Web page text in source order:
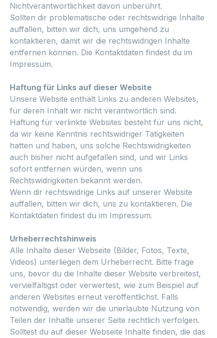
Nichtverantwortlichkeit davon unberührt.
Sollten dir problematische oder rechtswidrige Inhalte
auffallen, bitten wir dich, uns umgehend zu
kontaktieren, damit wir die rechtswidrigen Inhalte
entfernen können. Die Kontaktdaten findest du im
Impressum.
Haftung für Links auf dieser Website
Unsere Website enthält Links zu anderen Websites,
für deren Inhalt wir nicht verantwortlich sind.
Haftung für verlinkte Websites besteht für uns nicht,
da wir keine Kenntnis rechtswidriger Tätigkeiten
hatten und haben, uns solche Rechtswidrigkeiten
auch bisher nicht aufgefallen sind, und wir Links
sofort entfernen würden, wenn uns
Rechtswidrigkeiten bekannt werden.
Wenn dir rechtswidrige Links auf unserer Website
auffallen, bitten wir dich, uns zu kontaktieren. Die
Kontaktdaten findest du im Impressum.
Urheberrechtshinweis
Alle Inhalte dieser Webseite (Bilder, Fotos, Texte,
Videos) unterliegen dem Urheberrecht. Bitte frage
uns, bevor du die Inhalte dieser Website verbreitest,
vervielfältigst oder verwertest, wie zum Beispiel auf
anderen Websites erneut veröffentlichst. Falls
notwendig, werden wir die unerlaubte Nutzung von
Teilen der Inhalte unserer Seite rechtlich verfolgen.
Solltest du auf dieser Webseite Inhalte finden, die das